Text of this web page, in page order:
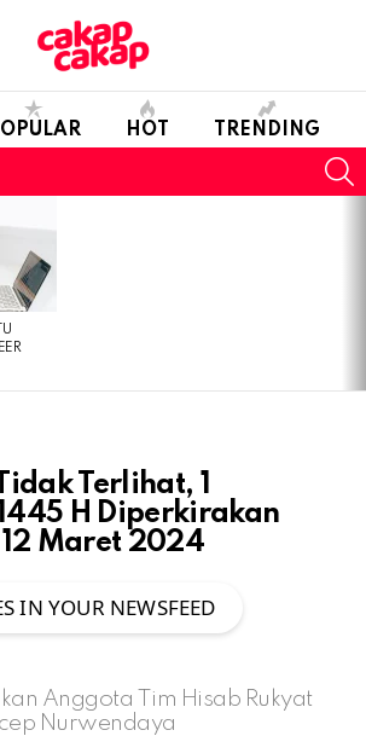
HOT TRENDING
Terlihat, 1
H Diperkirakan
Maret 2024
IN YOUR NEWSFEED
Anggota Tim Hisab Rukyat
Nurwendaya